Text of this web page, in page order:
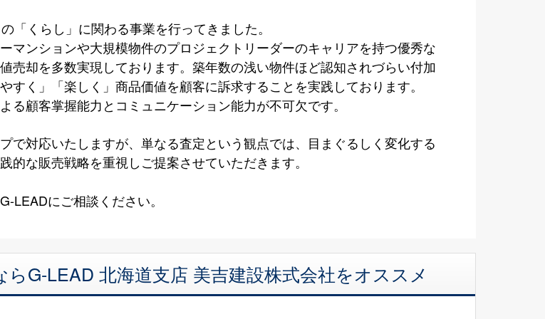
「くらし」に関わる事業を行ってきました。
マンションや大規模物件のプロジェクトリーダーのキャリアを持つ優秀な
売却を多数実現しております。築年数の浅い物件ほど認知されづらい付加
く」「楽しく」商品価値を顧客に訴求することを実践しております。
顧客掌握能力とコミュニケーション能力が不可欠です。
で対応いたしますが、単なる査定という観点では、目まぐるしく変化する
な販売戦略を重視しご提案させていただきます。
LEADにご相談ください。
G-LEAD 北海道支店 美吉建設株式会社をオススメ